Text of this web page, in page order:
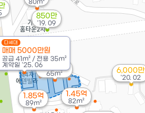
5,000만
65m²
1.45억
82m²
다세대
매매 5000만원
공급 41m² / 전용 35m²
계약일 '25. 06
80m²
1.85억
89m²
6,000만
'20. 02
850만
'19. 09